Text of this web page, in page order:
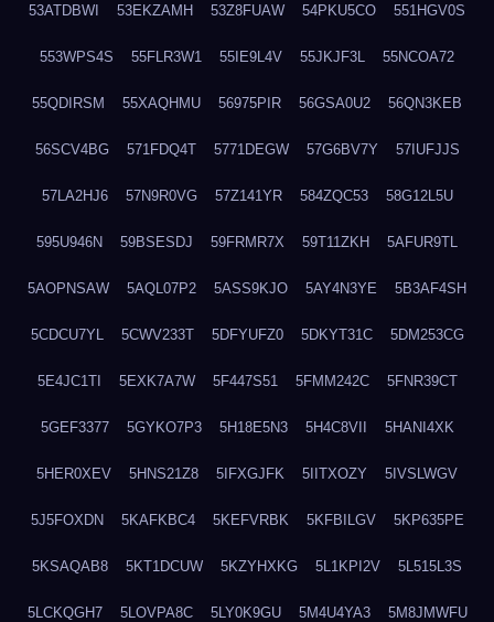
53ATDBWI 53EKZAMH 53Z8FUAW 54PKU5CO 551HGV0S
553WPS4S 55FLR3W1 55IE9L4V 55JKJF3L 55NCOA72
55QDIRSM 55XAQHMU 56975PIR 56GSA0U2 56QN3KEB
56SCV4BG 571FDQ4T 5771DEGW 57G6BV7Y 57IUFJJS
57LA2HJ6 57N9R0VG 57Z141YR 584ZQC53 58G12L5U
595U946N 59BSESDJ 59FRMR7X 59T11ZKH 5AFUR9TL
5AOPNSAW 5AQL07P2 5ASS9KJO 5AY4N3YE 5B3AF4SH
5CDCU7YL 5CWV233T 5DFYUFZ0 5DKYT31C 5DM253CG
5E4JC1TI 5EXK7A7W 5F447S51 5FMM242C 5FNR39CT
5GEF3377 5GYKO7P3 5H18E5N3 5H4C8VII 5HANI4XK
5HER0XEV 5HNS21Z8 5IFXGJFK 5IITXOZY 5IVSLWGV
5J5FOXDN 5KAFKBC4 5KEFVRBK 5KFBILGV 5KP635PE
5KSAQAB8 5KT1DCUW 5KZYHXKG 5L1KPI2V 5L515L3S
5LCKQGH7 5LOVPA8C 5LY0K9GU 5M4U4YA3 5M8JMWFU